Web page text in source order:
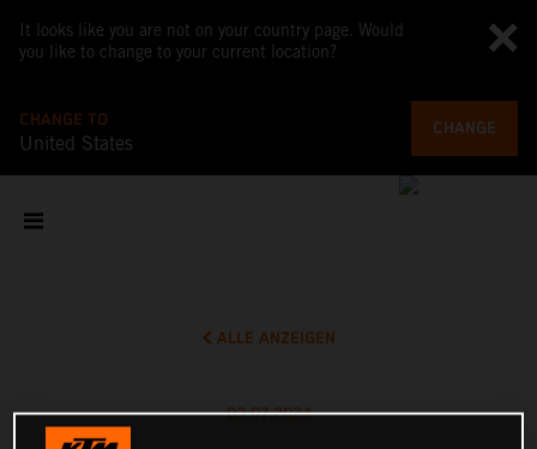
It looks like you are not on your country page. Would
you like to change to your current location?
CHANGE TO
United States
CHANGE
ALLE ANZEIGEN
03.07.2024